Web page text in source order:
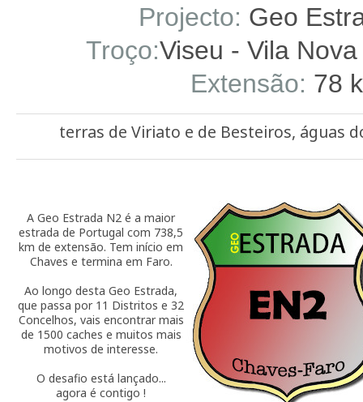
Projecto: Geo
Troço:Viseu - Vila
Extensão: 78
terras de Viriato e de Besteiros, águas
A Geo Estrada N2 é a maior
estrada de Portugal com 738,5
km de extensão. Tem início em
Chaves e termina em Faro.
Ao longo desta Geo Estrada,
que passa por 11 Distritos e 32
Concelhos, vais encontrar mais
de 1500 caches e muitos mais
motivos de interesse.
O desafio está lançado...
agora é contigo !